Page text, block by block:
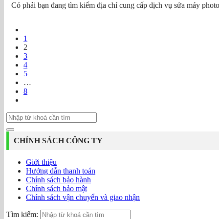
Có phải bạn đang tìm kiếm địa chỉ cung cấp dịch vụ sửa máy
1
2
3
4
5
…
8
CHÍNH SÁCH CÔNG TY
Giới thiệu
Hướng dẫn thanh toán
Chính sách bảo hành
Chính sách bảo mật
Chính sách vận chuyển và giao nhận
Tìm kiếm: